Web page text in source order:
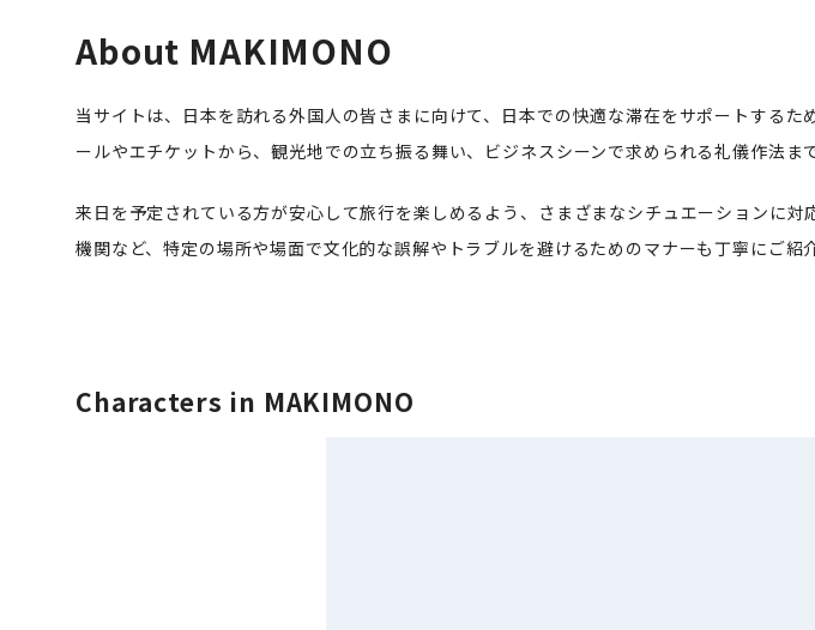
About MAKIMONO
当サイトは、日本を訪れる外国人の皆さまに向けて、日本での快適な滞在をサポートする
ールやエチケットから、観光地での立ち振る舞い、ビジネスシーンで求められる礼儀作法
来日を予定されている方が安心して旅行を楽しめるよう、さまざまなシチュエーションに
機関など、特定の場所や場面で文化的な誤解やトラブルを避けるためのマナーも丁寧にご紹
Characters in MAKIMONO